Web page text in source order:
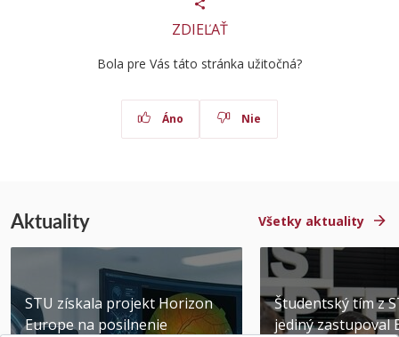
ZDIEĽAŤ
Bola pre Vás táto stránka užitočná?
Áno Nie
Aktuality Všetky aktuality
STU získala projekt Horizon
Europe na posilnenie
Študentský tím z
jediný zastupoval